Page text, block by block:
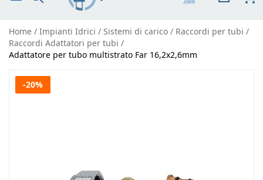
Home Impianti Idrici Sistemi di carico
Raccordi per tubi
Raccordi Adattatori per tubi
Adattatore per tubo multistrato Far 16,2x2,6mm
Vai
-20%